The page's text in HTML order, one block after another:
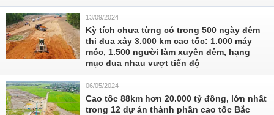
13/09/2024
Kỳ tích chưa từng có trong 500 ngày đêm
thi đua xây 3.000 km cao tốc: 1.000 máy
móc, 1.500 người làm xuyên đêm, hạng
mục đua nhau vượt tiến độ
06/05/2024
Cao tốc 88km hơn 20.000 tỷ đồng, lớn nhất
trong 12 dự án thành phần cao tốc Bắc